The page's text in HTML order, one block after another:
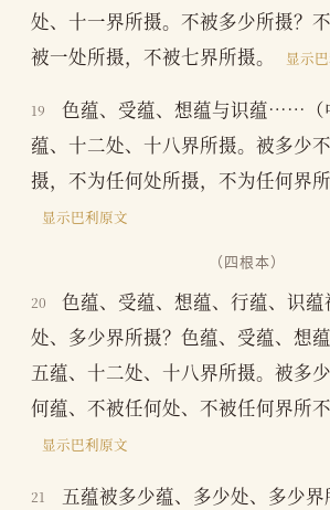
处、十一界所摄。不被多少所摄？
被一处所摄，不被七界所摄。
显示
19
色蕴、受蕴、想蕴与识蕴……
蕴、十二处、十八界所摄。被多少
摄，不为任何处所摄，不为任何界所
显示巴利原文
（四根本）
20
色蕴、受蕴、想蕴、行蕴、识
处、多少界所摄？色蕴、受蕴、想
五蕴、十二处、十八界所摄。被多
何蕴、不被任何处、不被任何界所不
显示巴利原文
21
五蕴被多少蕴、多少处、多少